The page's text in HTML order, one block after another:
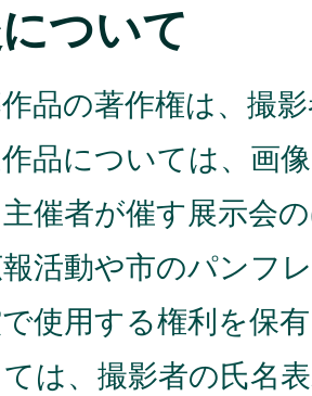
ついて
品の著作権は、撮
品については、画
催者が催す展示会
活動や市のパンフ
使用する権利を保
は、撮影者の氏名